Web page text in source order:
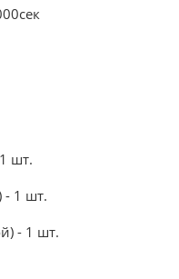
шт.
- 1 шт.
- 1 шт.